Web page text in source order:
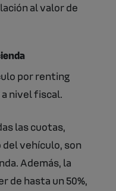
al valor de
por renting
nivel fiscal.
las cuotas,
vehículo, son
Además, la
de hasta un 50%,